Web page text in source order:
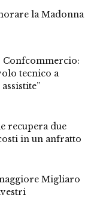
la Madonna
Confcommercio:
tecnico a
recupera due
in un anfratto
Migliaro